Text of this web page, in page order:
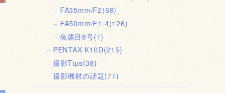
FA35mm/F2(69)
FA50mm/F1.4(126)
魚露目8号(1)
PENTAX K10D(215)
撮影Tips(38)
撮影機材の話題(77)